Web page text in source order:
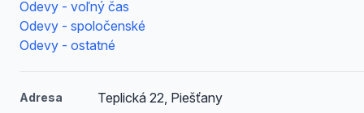
Odevy - voľný čas
Odevy - spoločenské
Odevy - ostatné
Adresa Teplická 22, Piešťany